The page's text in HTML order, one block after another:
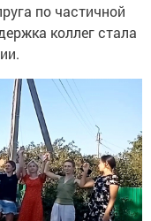
по частичной
коллег стала